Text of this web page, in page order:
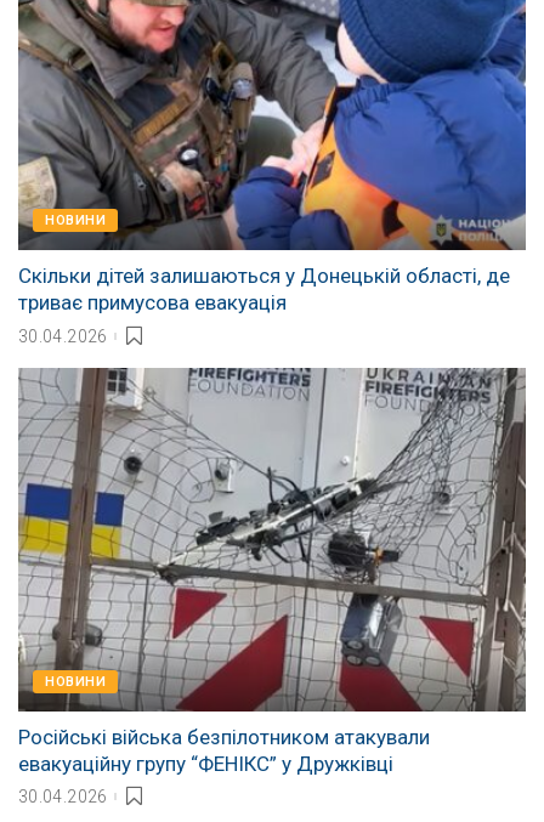
НОВИНИ
Скільки дітей залишаються у Донецькій області, де
триває примусова евакуація
30.04.2026
НОВИНИ
Російські війська безпілотником атакували
евакуаційну групу “ФЕНІКС” у Дружківці
30.04.2026